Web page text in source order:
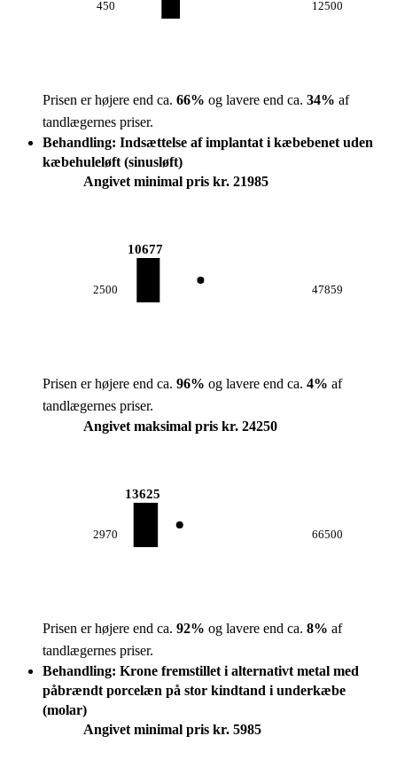
450 12500
Prisen er højere end ca. 66% og lavere end ca. 34% af
tandlægernes priser.
Behandling: Indsættelse af implantat i kæbebenet uden
kæbehuleløft (sinusløft)
Angivet minimal pris kr. 21985
2500
10677
47859
Prisen er højere end ca. 96% og lavere end ca. 4% af
tandlægernes priser.
Angivet maksimal pris kr. 24250
2970
13625
66500
Prisen er højere end ca. 92% og lavere end ca. 8% af
tandlægernes priser.
Behandling: Krone fremstillet i alternativt metal med
påbrændt porcelæn på stor kindtand i underkæbe
(molar)
Angivet minimal pris kr. 5985